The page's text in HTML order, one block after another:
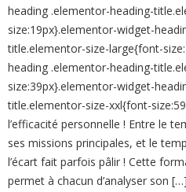
heading .elementor-heading-
size:19px}.elementor-widget-
title.elementor-size-large{font-
heading .elementor-heading-
size:39px}.elementor-widget-
title.elementor-size-xxl{font-
l’efficacité personnelle ! Entre le
ses missions principales, et le
l’écart fait parfois pâlir ! Cette
permet à chacun d’analyser son […]